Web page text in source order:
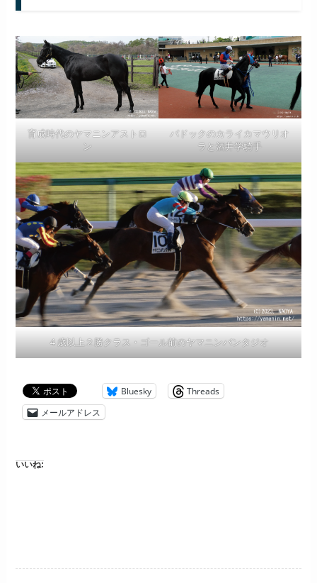
育成時代のヤマニンアストロ
ン
パドックのカライカマウリオ
ラと酒井学騎手
４歳以上２勝クラス・ゴール前のヤマニンバンタジオ
Bluesky
Threads
メールアドレス
いいね: